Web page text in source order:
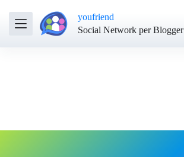
youfriend
Social Network per Blogger